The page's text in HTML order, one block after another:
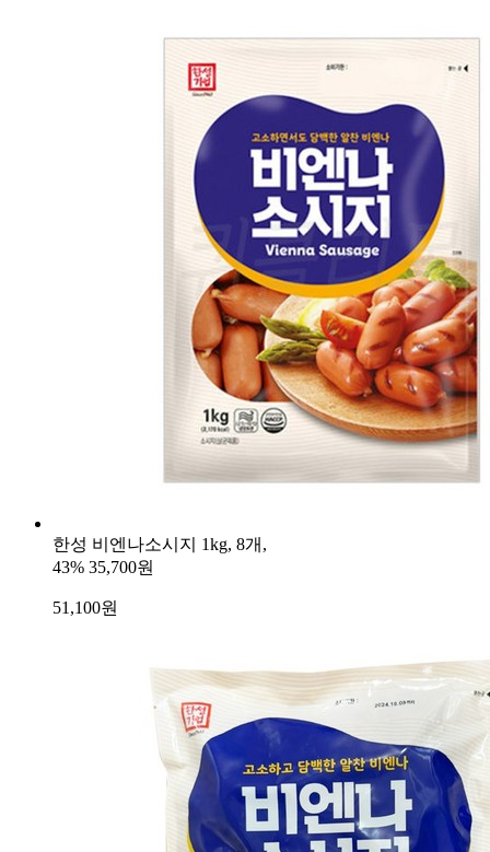
한성 비엔나소시지 1kg, 8개,
43% 35,700원
51,100원